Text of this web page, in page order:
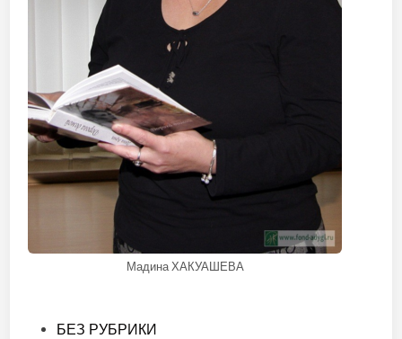
Мадина ХАКУАШЕВА
Опубликовано
БЕЗ РУБРИКИ